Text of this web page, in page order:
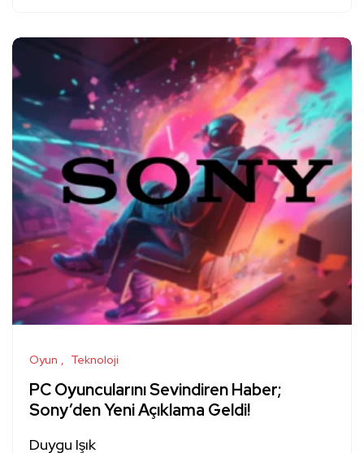
Oyun Teknoloji
PC Oyuncularını Sevindiren Haber;
Sony’den Yeni Açıklama Geldi!
Duygu Işık